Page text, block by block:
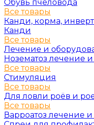
Обувь пчеловода
Все товары
Канди, корма,
Канди
Все товары
Лечение и
Нозематоз лечение
Все товары
Стимуляция
Все товары
Для ловли роёв и
Все товары
Варроатоз лечение